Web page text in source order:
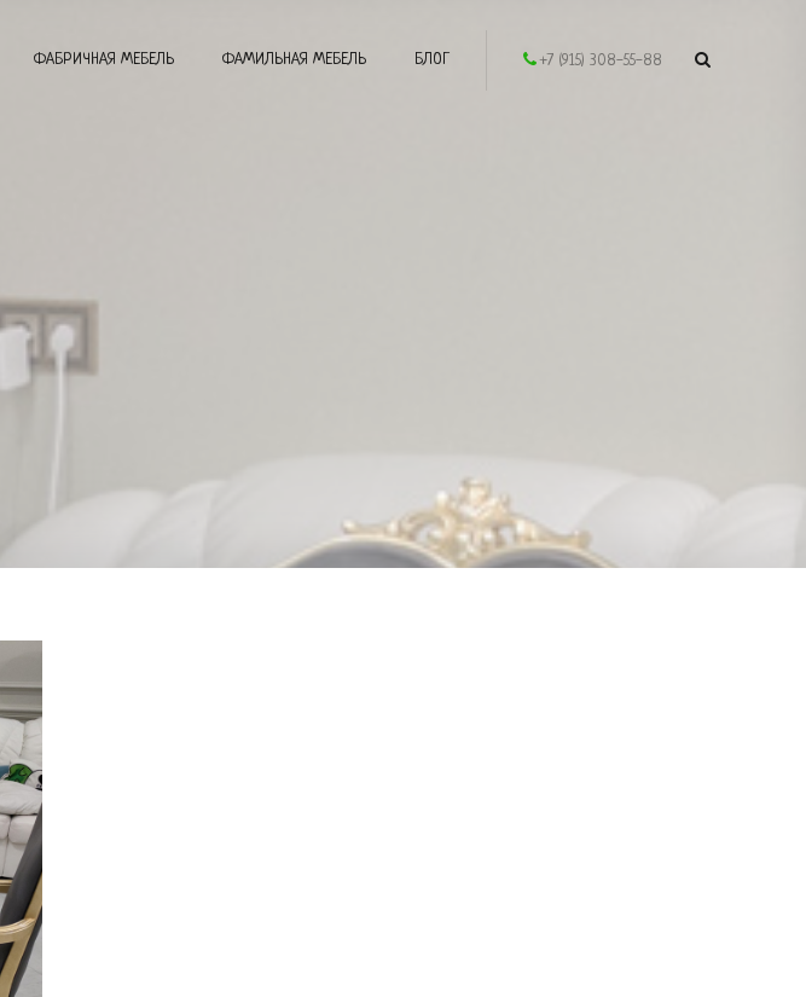
+7 (915) 308-55-88
ФАБРИЧНАЯ МЕБЕЛЬ ФАМИЛЬНАЯ МЕБЕЛЬ БЛОГ